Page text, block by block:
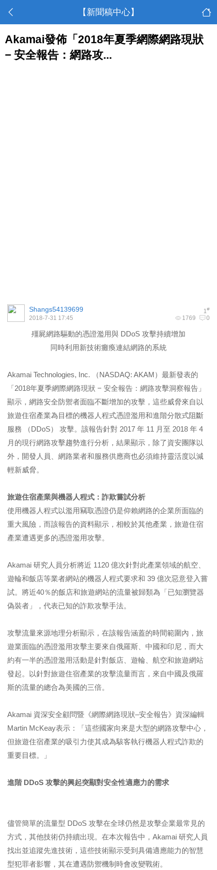
【新聞稿中心】
Akamai發佈「2018年夏季網際網路現狀
− 安全報告：網路攻...
1#
Shangs54139699
1769 0
2018-7-31 17:45
殭屍網路驅動的憑證濫用與 DDoS 攻擊持續增加
同時利用新技術癱瘓連結網路的系統
Akamai Technologies, Inc. （NASDAQ: AKAM）最新發表的
「2018年夏季網際網路現狀 − 安全報告：網路攻擊洞察報告」
顯示，網路安全防禦者面臨不斷增加的攻擊，這些威脅來自以
旅遊住宿產業為目標的機器人程式憑證濫用和進階分散式阻斷
服務 （DDoS） 攻擊。該報告針對 2017 年 11 月至 2018 年 4
月的現行網路攻擊趨勢進行分析，結果顯示，除了資安團隊以
外，開發人員、網路業者和服務供應商也必須維持靈活度以減
輕新威脅。
旅遊住宿產業與機器人程式：詐欺嘗試分析
使用機器人程式以濫用竊取憑證仍是仰賴網路的企業所面臨的
重大風險，而該報告的資料顯示，相較於其他產業，旅遊住宿
產業遭遇更多的憑證濫用攻擊。
Akamai 研究人員分析將近 1120 億次針對此產業領域的航空、
遊輪和飯店等業者網站的機器人程式要求和 39 億次惡意登入嘗
試。將近40％的飯店和旅遊網站的流量被歸類為「已知瀏覽器
偽裝者」，代表已知的詐欺攻擊手法。
攻擊流量來源地理分析顯示，在該報告涵蓋的時間範圍內，旅
遊業面臨的憑證濫用攻擊主要來自俄羅斯、中國和印尼，而大
約有一半的憑證濫用活動是針對飯店、遊輪、航空和旅遊網站
發起。以針對旅遊住宿產業的攻擊流量而言，來自中國及俄羅
斯的流量的總合為美國的三倍。
Akamai 資深安全顧問暨《網際網路現狀–安全報告》資深編輯
Martin McKeay表示：「這些國家向來是大型的網路攻擊中心，
但旅遊住宿產業的吸引力使其成為駭客執行機器人程式詐欺的
重要目標。」
進階DDoS 攻擊的興起突顯對安全性適應力的需求
儘管簡單的流量型 DDoS 攻擊在全球仍然是攻擊企業最常見的
方式，其他技術仍持續出現。在本次報告中，Akamai 研究人員
找出並追蹤先進技術，這些技術顯示受到具備適應能力的智慧
型犯罪者影響，其在遭遇防禦機制時會改變戰術。